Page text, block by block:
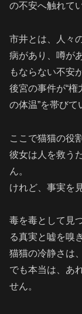
の不安へ触れて
市井とは、人々
病があり、噂が
もならない不安
後宮の事件が“権
の体温”を帯びて
ここで猫猫の役
彼女は人を救う
ん。
けれど、事実を
毒を毒として見
る真実と嘘を嗅
猫猫の冷静さは
でも本当は、あ
せん。